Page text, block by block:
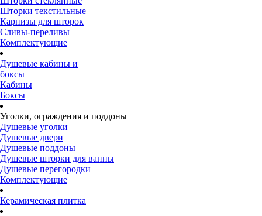
Шторки текстильные
Карнизы для шторок
Сливы-переливы
Комплектующие
Душевые кабины и
боксы
Кабины
Боксы
Уголки, ограждения и поддоны
Душевые уголки
Душевые двери
Душевые поддоны
Душевые шторки для ванны
Душевые перегородки
Комплектующие
Керамическая плитка